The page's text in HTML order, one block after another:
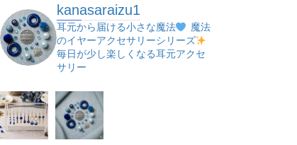
kanasaraizu1
耳元から届ける小さな魔法
魔法
のイヤーアクセサリーシリーズ
毎日が少し楽しくなる耳元アクセ
サリー